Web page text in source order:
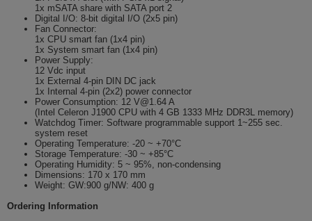
1x mSATA share with SATA port 2
Digital I/O: 8-bit digital I/O (2x5 pin)
Fan Connector:
1x CPU smart fan (1x4 pin)
1x System smart fan (1x4 pin)
Power Supply:
12 Vdc input
1x External 4-pin DIN DC jack
1x Internal 4-pin (2x2) power connector
Power Consumption: 12 V@1.64 A
(Intel Celeron J1900 CPU with 4 GB 1333 MHz DDR3L memory)
Watchdog Timer: Software programmable support 1~255 sec.
system reset
Operating Temperature: -20 ~ +70°C
Storage Temperature: -30 ~ +85°C
Operating Humidity: 5 ~ 95%, non-condensing
Dimensions: 170 x 170 mm
Weight: GW:900 g/NW: 400 g
Ordering Information